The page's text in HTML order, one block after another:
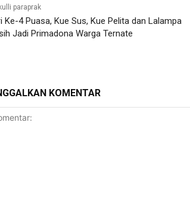
paraprak
Ke-4 Puasa, Kue Sus, Kue Pelita dan Lalampa
Jadi Primadona Warga Ternate
KOMENTAR